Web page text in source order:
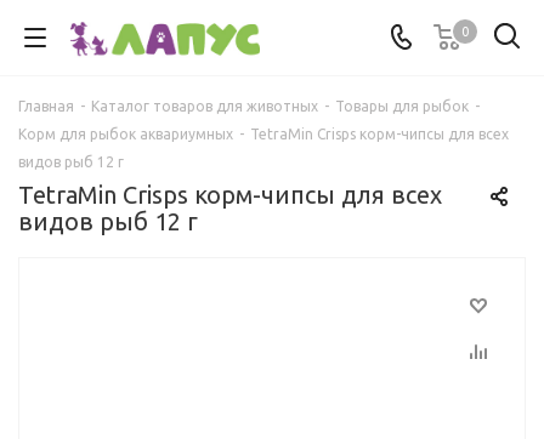
0
Главная - Каталог товаров для животных - Товары для рыбок -
Корм для рыбок аквариумных - TetraMin Crisps корм-чипсы для всех
видов рыб 12 г
TetraMin Crisps корм-чипсы для всех
видов рыб 12 г